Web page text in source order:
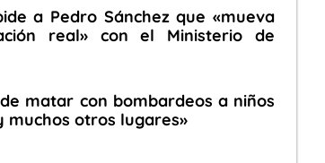
a Pedro Sánchez que «mueva
real» con el Ministerio de
matar con bombardeos a niños
muchos otros lugares»